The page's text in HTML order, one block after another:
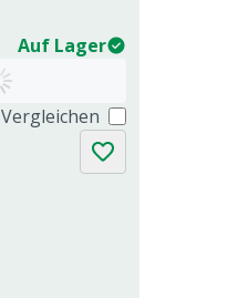
Auf Lager
Vergleichen